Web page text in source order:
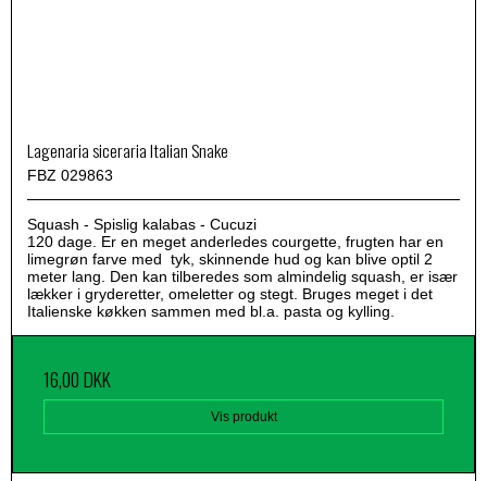
Lagenaria siceraria Italian Snake
FBZ 029863
Squash - Spislig kalabas - Cucuzi
120 dage. Er en meget anderledes courgette, frugten har en
limegrøn farve med tyk, skinnende hud og kan blive optil 2
meter lang. Den kan tilberedes som almindelig squash, er især
lækker i gryderetter, omeletter og stegt. Bruges meget i det
Italienske køkken sammen med bl.a. pasta og kylling.
16,00 DKK
Vis produkt